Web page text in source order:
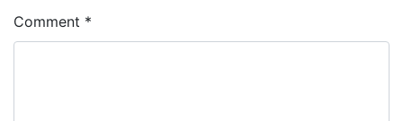
Comment *